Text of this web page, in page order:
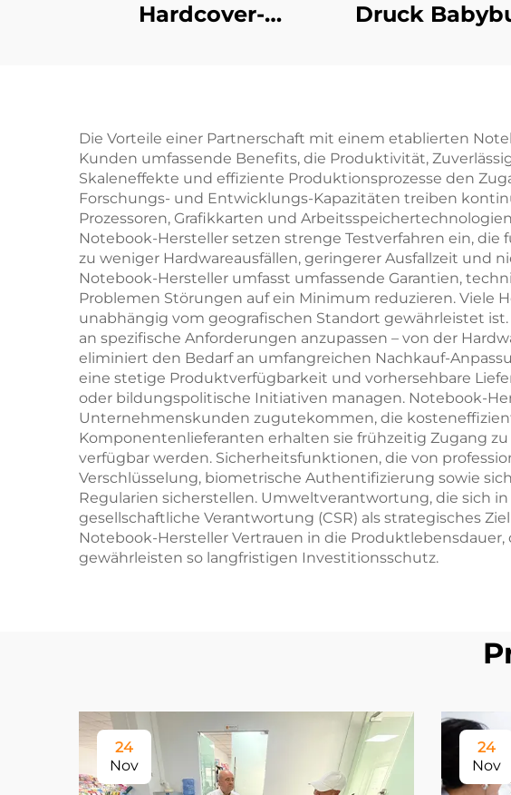
Hardcover-
Buchdruck
Kundenspezifischer
Hardcover-Buch-Set-
Druck
Druck
Die Vorteile einer Partnerschaft mit einem etablierten
Kunden umfassende Benefits, die Produktivität,
Skaleneffekte und effiziente Produktionsprozesse den
Forschungs- und Entwicklungs-Kapazitäten treiben
Prozessoren, Grafikkarten und
Notebook-Hersteller setzen strenge Testverfahren ein,
zu weniger Hardwareausfällen, geringerer Ausfallzeit und
Notebook-Hersteller umfasst umfassende Garantien,
Problemen Störungen auf ein Minimum reduzieren. Viele
unabhängig vom geografischen Standort gewährleistet
an spezifische Anforderungen anzupassen – von der
eliminiert den Bedarf an umfangreichen Nachkauf-
eine stetige Produktverfügbarkeit und vorhersehbare
oder bildungspolitische Initiativen managen. Notebook-
Unternehmenskunden zugutekommen, die
Komponentenlieferanten erhalten sie frühzeitig Zugang
verfügbar werden. Sicherheitsfunktionen, die von
Verschlüsselung, biometrische Authentifizierung sowie
Regularien sicherstellen. Umweltverantwortung, die sich
gesellschaftliche Verantwortung (CSR) als strategisches
Notebook-Hersteller Vertrauen in die
gewährleisten so langfristigen Investitionsschutz.
24
Nov
24
Nov